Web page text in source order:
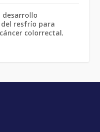
desarrollo
resfrío para
colorrectal.